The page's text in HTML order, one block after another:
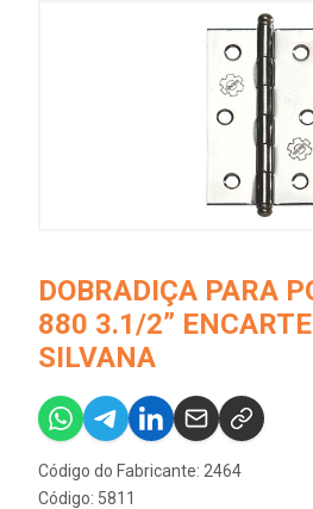
DOBRADIÇA PARA
880 3.1/2”
SILVANA
Código do Fabricante: 2464
Código: 5811